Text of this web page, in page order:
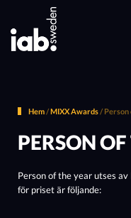
Hem/MIXX Awards/ Person
PERSON
Person of the year utses
för priset är följande: